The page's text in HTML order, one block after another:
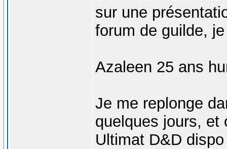
sur une
forum de guilde,
Azaleen 25 ans
Je me replonge
quelques jours, et
Ultimat D&D